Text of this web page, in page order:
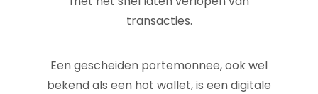
transacties.
Een gescheiden portemonnee, ook wel
bekend als een hot wallet, is een digitale